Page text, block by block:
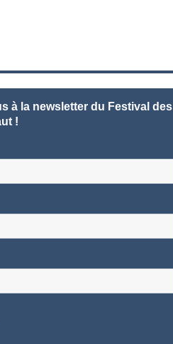
à la newsletter du Festival des
!